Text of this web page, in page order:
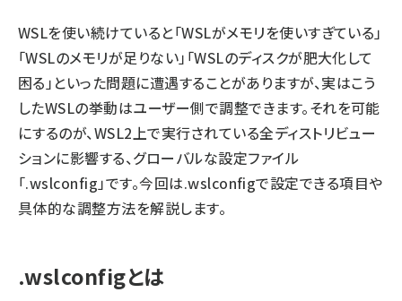
WSLを使い続けていると「WSLがメモリを使いすぎている」
「WSLのメモリが足りない」「WSLのディスクが肥大化して
困る」といった問題に遭遇することがありますが、実はこう
したWSLの挙動はユーザー側で調整できます。それを可能
にするのが、WSL2上で実行されている全ディストリビュー
ションに影響する、グローバルな設定ファイル
「.wslconfig」です。今回は.wslconfigで設定できる項目や
具体的な調整方法を解説します。
.wslconfigとは